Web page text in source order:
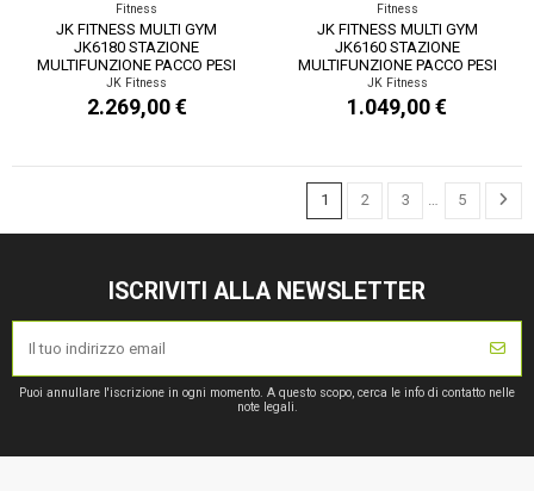
Fitness
JK FITNESS MULTI GYM
JK6180 STAZIONE
MULTIFUNZIONE PACCO PESI
IN ACCIAIO 100 KG
JK Fitness
2.269,00 €
Fitness
JK FITNESS MULTI GYM
JK6160 STAZIONE
MULTIFUNZIONE PACCO PESI
102 KG
JK Fitness
1.049,00 €
1 2 3 … 5
ISCRIVITI ALLA NEWSLETTER
Puoi annullare l'iscrizione in ogni momento. A questo scopo, cerca le info di contatto nelle
note legali.